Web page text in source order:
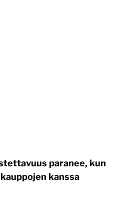
paranee, kun
kanssa